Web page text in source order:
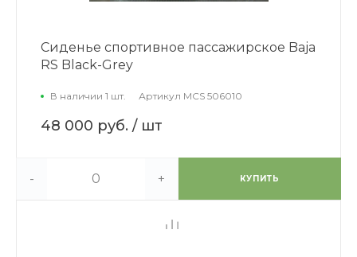
Сиденье спортивное пассажирское Baja
RS Black-Grey
В наличии 1 шт. Артикул MCS 506010
48 000 руб. / шт
- + КУПИТЬ